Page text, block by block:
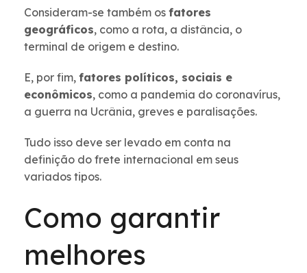
Consideram-se também os fatores
geográficos, como a rota, a distância, o
terminal de origem e destino.
E, por fim, fatores políticos, sociais e
econômicos, como a pandemia do coronavírus,
a guerra na Ucrânia, greves e paralisações.
Tudo isso deve ser levado em conta na
definição do frete internacional em seus
variados tipos.
Como garantir
melhores